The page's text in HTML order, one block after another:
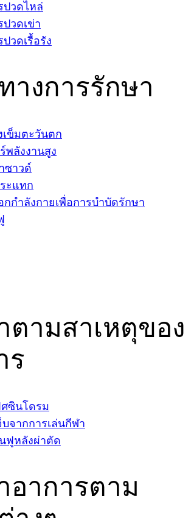
ปวดไหล่
ปวดเข่า
ปวดเรื้อรัง
างการรักษา
เข็มตะวันตก
พลังงานสูง
ซาวด์
ะแทก
กกำลังกายเพื่อการบำบัดรักษา
ตามสาเหตุของ
ร
ซินโดรม
บจากการเล่นกีฬา
ฟูหลังผ่าตัด
อาการตาม